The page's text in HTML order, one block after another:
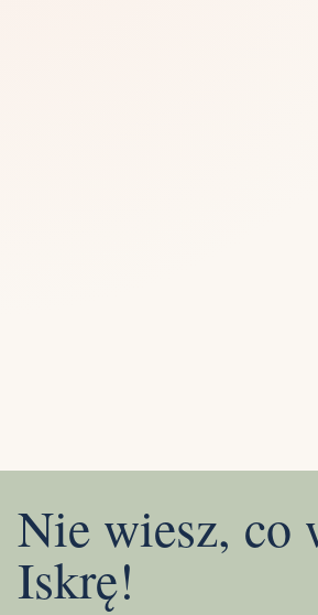
Nie wiesz, co
Iskrę!